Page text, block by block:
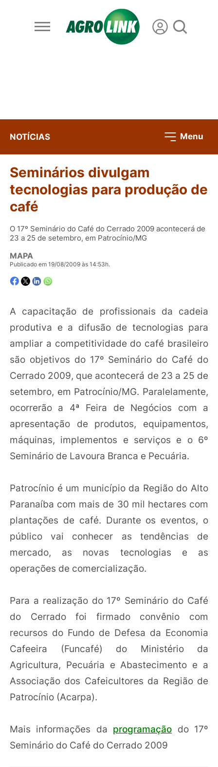
NOTÍCIAS Menu
Seminários divulgam
tecnologias para produção de
café
O 17º Seminário do Café do Cerrado 2009 acontecerá de
23 a 25 de setembro, em Patrocínio/MG
MAPA
Publicado em 19/08/2009 às 14:53h.
A capacitação de profissionais da cadeia
produtiva e a difusão de tecnologias para
ampliar a competitividade do café brasileiro
são objetivos do 17º Seminário do Café do
Cerrado 2009, que acontecerá de 23 a 25 de
setembro, em Patrocínio/MG. Paralelamente,
ocorrerão a 4ª Feira de Negócios com a
apresentação de produtos, equipamentos,
máquinas, implementos e serviços e o 6º
Seminário de Lavoura Branca e Pecuária.
Patrocínio é um município da Região do Alto
Paranaíba com mais de 30 mil hectares com
plantações de café. Durante os eventos, o
público vai conhecer as tendências de
mercado, as novas tecnologias e as
operações de comercialização.
Para a realização do 17º Seminário do Café
do Cerrado foi firmado convênio com
recursos do Fundo de Defesa da Economia
Cafeeira (Funcafé) do Ministério da
Agricultura, Pecuária e Abastecimento e a
Associação dos Cafeicultores da Região de
Patrocínio (Acarpa).
Mais informações da programação do 17º
Seminário do Café do Cerrado 2009